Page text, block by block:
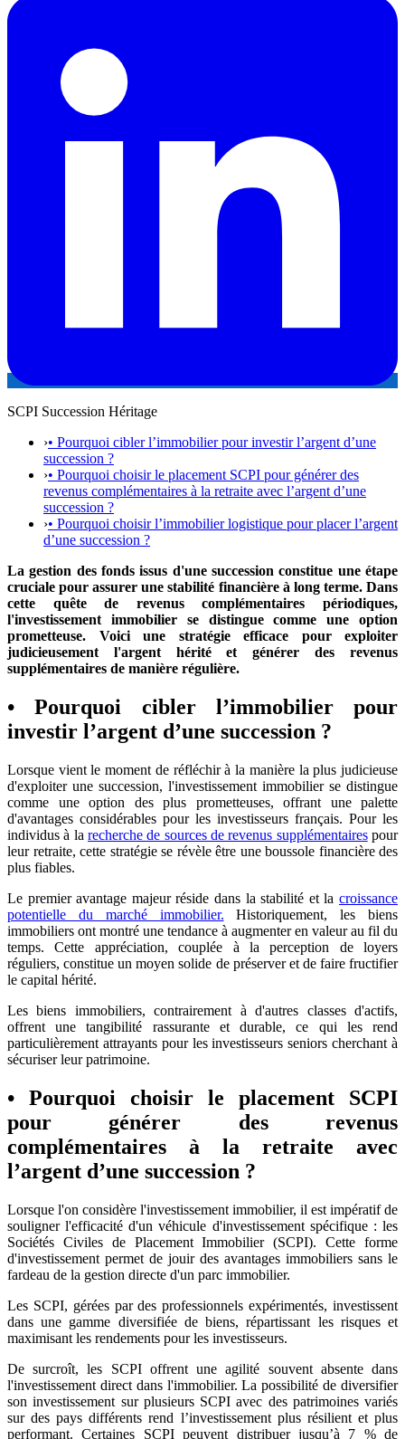
SCPI Succession Héritage
›• Pourquoi cibler l’immobilier pour investir l’argent d’une
succession ?
›• Pourquoi choisir le placement SCPI pour générer des
revenus complémentaires à la retraite avec l’argent d’une
succession ?
›• Pourquoi choisir l’immobilier logistique pour placer l’argent
d’une succession ?
La gestion des fonds issus d'une succession constitue une étape
cruciale pour assurer une stabilité financière à long terme. Dans
cette quête de revenus complémentaires périodiques,
l'investissement immobilier se distingue comme une option
prometteuse. Voici une stratégie efficace pour exploiter
judicieusement l'argent hérité et générer des revenus
supplémentaires de manière régulière.
• Pourquoi cibler l’immobilier pour
investir l’argent d’une succession ?
Lorsque vient le moment de réfléchir à la manière la plus judicieuse
d'exploiter une succession, l'investissement immobilier se distingue
comme une option des plus prometteuses, offrant une palette
d'avantages considérables pour les investisseurs français. Pour les
individus à la recherche de sources de revenus supplémentairespour
leur retraite, cette stratégie se révèle être une boussole financière des
plus fiables.
Le premier avantage majeur réside dans la stabilité et la croissance
potentielle du marché immobilier. Historiquement, les biens
immobiliers ont montré une tendance à augmenter en valeur au fil du
temps. Cette appréciation, couplée à la perception de loyers
réguliers, constitue un moyen solide de préserver et de faire fructifier
le capital hérité.
Les biens immobiliers, contrairement à d'autres classes d'actifs,
offrent une tangibilité rassurante et durable, ce qui les rend
particulièrement attrayants pour les investisseurs seniors cherchant à
sécuriser leur patrimoine.
• Pourquoi choisir le placement SCPI
pour générer des revenus
complémentaires à la retraite avec
l’argent d’une succession ?
Lorsque l'on considère l'investissement immobilier, il est impératif de
souligner l'efficacité d'un véhicule d'investissement spécifique : les
Sociétés Civiles de Placement Immobilier (SCPI). Cette forme
d'investissement permet de jouir des avantages immobiliers sans le
fardeau de la gestion directe d'un parc immobilier.
Les SCPI, gérées par des professionnels expérimentés, investissent
dans une gamme diversifiée de biens, répartissant les risques et
maximisant les rendements pour les investisseurs.
De surcroît, les SCPI offrent une agilité souvent absente dans
l'investissement direct dans l'immobilier. La possibilité de diversifier
son investissement sur plusieurs SCPI avec des patrimoines variés
sur des pays différents rend l’investissement plus résilient et plus
performant. Certaines SCPI peuvent distribuer jusqu’à 7 % de